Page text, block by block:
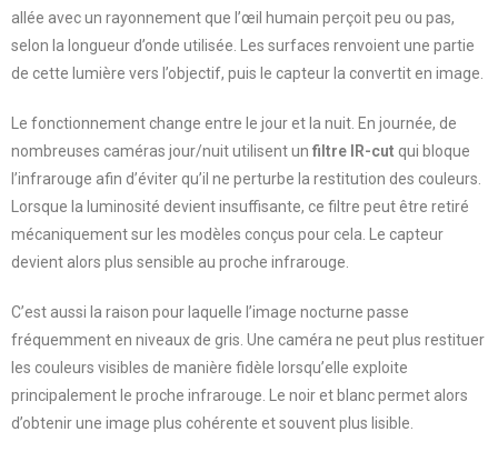
allée avec un rayonnement que l’œil humain perçoit peu ou pas,
selon la longueur d’onde utilisée. Les surfaces renvoient une partie
de cette lumière vers l’objectif, puis le capteur la convertit en image.
Le fonctionnement change entre le jour et la nuit. En journée, de
nombreuses caméras jour/nuit utilisent un filtre IR-cut qui bloque
l’infrarouge afin d’éviter qu’il ne perturbe la restitution des couleurs.
Lorsque la luminosité devient insuffisante, ce filtre peut être retiré
mécaniquement sur les modèles conçus pour cela. Le capteur
devient alors plus sensible au proche infrarouge.
C’est aussi la raison pour laquelle l’image nocturne passe
fréquemment en niveaux de gris. Une caméra ne peut plus restituer
les couleurs visibles de manière fidèle lorsqu’elle exploite
principalement le proche infrarouge. Le noir et blanc permet alors
d’obtenir une image plus cohérente et souvent plus lisible.